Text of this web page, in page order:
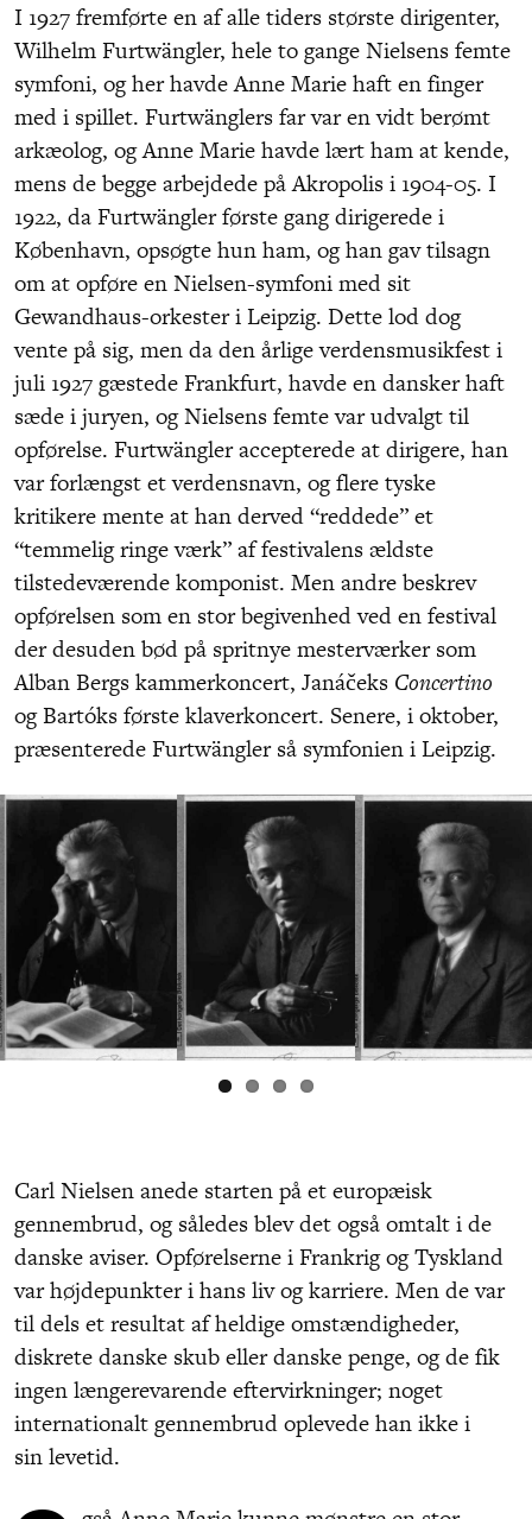
I 1927 fremførte en af alle tiders største dirigenter,
Wilhelm Furtwängler, hele to gange Nielsens femte
symfoni, og her havde Anne Marie haft en finger
med i spillet. Furtwänglers far var en vidt berømt
arkæolog, og Anne Marie havde lært ham at kende,
mens de begge arbejdede på Akropolis i 1904-05. I
1922, da Furtwängler første gang dirigerede i
København, opsøgte hun ham, og han gav tilsagn
om at opføre en Nielsen-symfoni med sit
Gewandhaus-orkester i Leipzig. Dette lod dog
vente på sig, men da den årlige verdensmusikfest i
juli 1927 gæstede Frankfurt, havde en dansker haft
sæde i juryen, og Nielsens femte var udvalgt til
opførelse. Furtwängler accepterede at dirigere, han
var forlængst et verdensnavn, og flere tyske
kritikere mente at han derved “reddede” et
“temmelig ringe værk” af festivalens ældste
tilstedeværende komponist. Men andre beskrev
opførelsen som en stor begivenhed ved en festival
der desuden bød på spritnye mesterværker som
Alban Bergs kammerkoncert, Janáčeks Concertino
og Bartóks første klaverkoncert. Senere, i oktober,
præsenterede Furtwängler så symfonien i Leipzig.
Carl Nielsen anede starten på et europæisk
gennembrud, og således blev det også omtalt i de
danske aviser. Opførelserne i Frankrig og Tyskland
var højdepunkter i hans liv og karriere. Men de var
til dels et resultat af heldige omstændigheder,
diskrete danske skub eller danske penge, og de fik
ingen længerevarende eftervirkninger; noget
internationalt gennembrud oplevede han ikke i
sin levetid.